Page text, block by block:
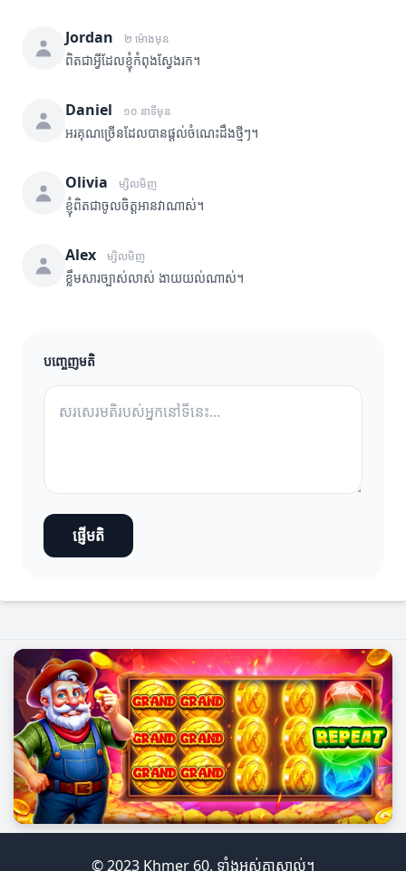
Jordan ២ ម៉ោងមុន
ពិតជាអ្វីដែលខ្ញុំកំពុងស្វែងរក។
Daniel ១០ នាទីមុន
អរគុណច្រើនដែលបានផ្តល់ចំណេះដឹងថ្មីៗ។
Olivia ម្សិលមិញ
ខ្ញុំពិតជាចូលចិត្តអានវាណាស់។
Alex ម្សិលមិញ
ខ្លឹមសារច្បាស់លាស់ ងាយយល់ណាស់។
បញ្ចេញមតិ
ផ្ញើមតិ
© 2023 Khmer 60. ទាំងអស់គ្នាស្គាល់។